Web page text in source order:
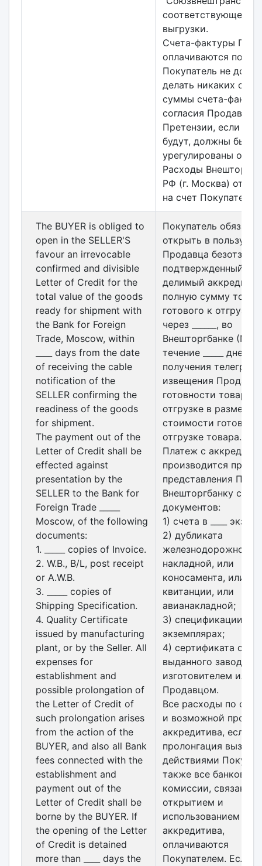
соответствующем
выгрузки.
Счета-фактуры
оплачиваются
Покупатель не
делать никаких
суммы счета-
согласия Продавца.
Претензии, если
будут, должны быть
урегулированы
Расходы
РФ (г. Москва)
на счет Покупателя.
The BUYER is obliged to
open in the SELLER'S
favour an irrevocable
confirmed and divisible
Letter of Credit for the
total value of the goods
ready for shipment with
the Bank for Foreign
Trade, Moscow, within
____ days from the date
of receiving the cable
notification of the
SELLER confirming the
readiness of the goods
for shipment.
The payment out of the
Letter of Credit shall be
effected against
presentation by the
SELLER to the Bank for
Foreign Trade _____
Moscow, of the following
documents:
1. _____ copies of Invoice.
2. W.B., B/L, post receipt
or A.W.B.
3. _____ copies of
Shipping Specification.
4. Quality Certificate
issued by manufacturing
plant, or by the Seller. All
expenses for
establishment and
possible prolongation of
the Letter of Credit of
such prolongation arises
from the action of the
BUYER, and also all Bank
fees connected with the
establishment and
payment out of the
Letter of Credit shall be
borne by the BUYER. If
the opening of the Letter
of Credit is detained
more than ____ days the
Покупатель обязан
открыть в пользу
Продавца
подтвержденный и
делимый
полную сумму
готового к отгрузке
через ______, во
Внешторгбанке
течение _____ дней
получения
извещения
готовности товара к
отгрузке в размере
стоимости готового
отгрузке товара.
Платеж с
производится
представления
Внешторгбанку
документов:
1) счета в ____
2) дубликата
железнодорожной
накладной, или
коносамента, или
квитанции, или
авианакладной;
3) спецификации в
экземплярах;
4) сертификата о
выданного заводом-
изготовителем или
Продавцом.
Все расходы по
и возможной
аккредитива, если
пролонгация
действиями
также все
комиссии,
открытием и
использованием
аккредитива,
оплачиваются
Покупателем. Если